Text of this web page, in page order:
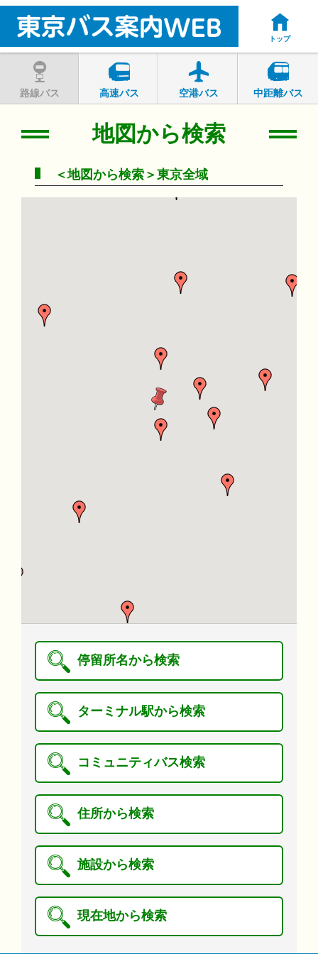
トップ
路線バス 高速バス 空港バス 中距離バス
地図から検索
＜地図から検索＞東京全域
停留所名から検索
ターミナル駅から検索
コミュニティバス検索
住所から検索
施設から検索
現在地から検索